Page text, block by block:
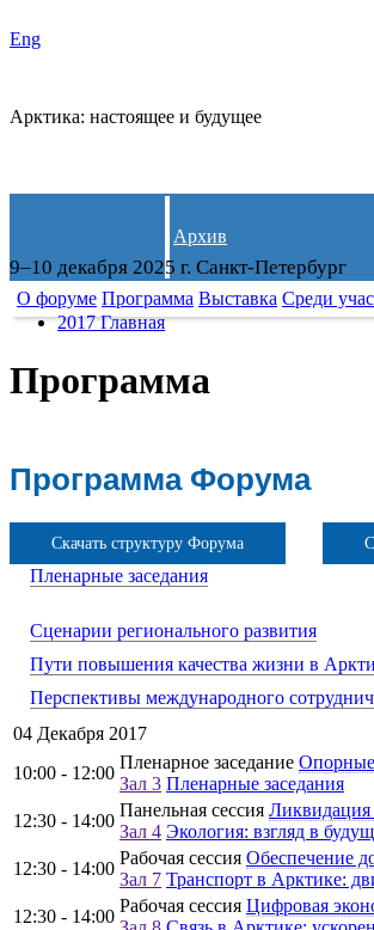
Eng
Арктика: настоящее и будущее
9–10 декабря 2025 г. Санкт-Петербург
Архив
О форуме Программа Выставка Среди
2017 Главная
Программа
Программа Форума
Скачать структуру Форума
Пленарные заседания
Сценарии регионального развития
Пути повышения качества жизни в
Перспективы международного
04 Декабря 2017
10:00 - 12:00
Пленарное заседание Опорные
Зал 3 Пленарные заседания
12:30 - 14:00
Панельная сессия Ликвидация
Зал 4 Экология: взгляд в
12:30 - 14:00
Рабочая сессия Обеспечение
Зал 7 Транспорт в Арктике:
12:30 - 14:00
Рабочая сессия Цифровая